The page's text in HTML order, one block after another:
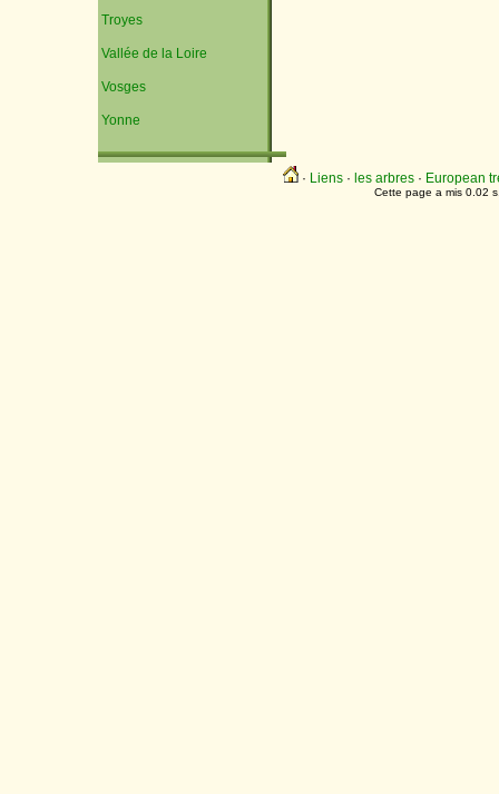
Troyes
Vallée de la Loire
Vosges
Yonne
· Liens· les arbres· European
Cette page a mis 0.02